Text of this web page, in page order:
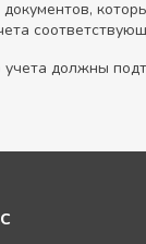
должны